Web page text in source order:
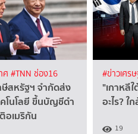
ศ #TNN ช่อง16
สหรัฐฯ จำกัดส่ง
โนโลยี ขึ้นบัญชีดำ
เมริกัน
#ข่าวเศร
"เกาหลี
อะไร?
19